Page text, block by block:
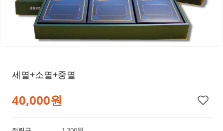
세멸+소멸+중멸
40,000원